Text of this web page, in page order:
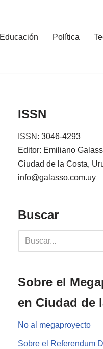
Educación Política
ISSN
ISSN: 3046-4293
Editor: Emiliano
Ciudad de la Costa,
info@galasso.com.uy
Buscar
Sobre el
en Ciudad de
No al megaproyecto
Sobre el Referendum